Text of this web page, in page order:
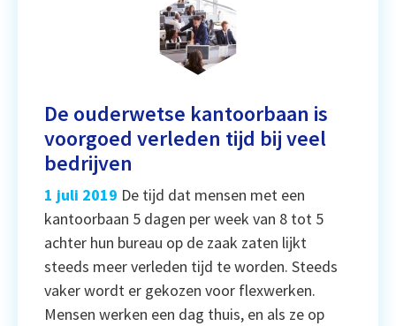
De ouderwetse kantoorbaan is
voorgoed verleden tijd bij veel
bedrijven
1 juli 2019 De tijd dat mensen met een
kantoorbaan 5 dagen per week van 8 tot 5
achter hun bureau op de zaak zaten lijkt
steeds meer verleden tijd te worden. Steeds
vaker wordt er gekozen voor flexwerken.
Mensen werken een dag thuis, en als ze op